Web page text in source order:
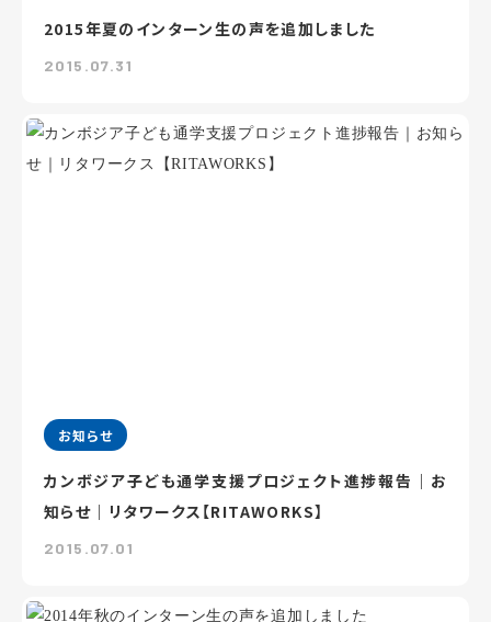
2015年夏のインターン生の声を追加しました
2015.07.31
お知らせ
カンボジア子ども通学支援プロジェクト進捗報告｜お
知らせ｜リタワークス【RITAWORKS】
2015.07.01